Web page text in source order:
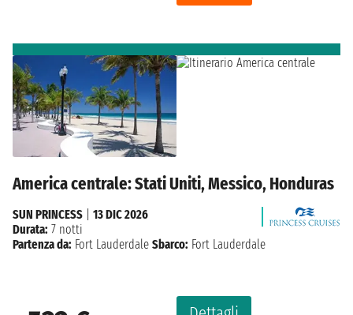
America centrale: Stati Uniti, Messico, Honduras
SUN PRINCESS
13 DIC 2026
Durata: 7 notti
Partenza da: Fort Lauderdale Sbarco: Fort Lauderdale